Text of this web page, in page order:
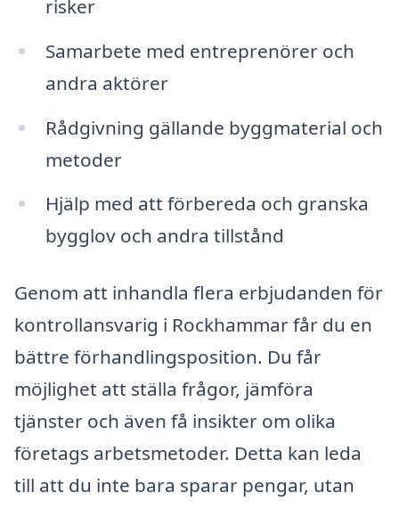
risker
Samarbete med entreprenörer och
andra aktörer
Rådgivning gällande byggmaterial och
metoder
Hjälp med att förbereda och granska
bygglov och andra tillstånd
Genom att inhandla flera erbjudanden för
kontrollansvarig i Rockhammar får du en
bättre förhandlingsposition. Du får
möjlighet att ställa frågor, jämföra
tjänster och även få insikter om olika
företags arbetsmetoder. Detta kan leda
till att du inte bara sparar pengar, utan